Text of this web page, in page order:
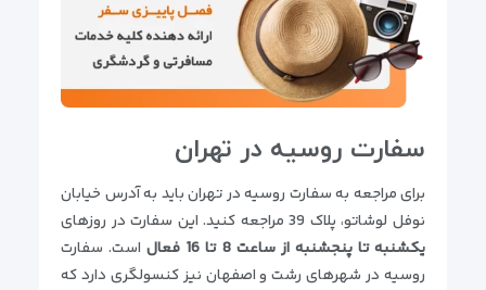
سفارت روسیه در تهران
برای مراجعه به سفارت روسیه در تهران باید به آدرس خیابان
نوفل لوشاتو، پلاک 39 مراجعه کنید. این سفارت در روزهای
یکشنبه تا پنجشنبه از ساعت 8 تا 16 فعال
است. سفارت
روسیه در شهرهای رشت و اصفهان نیز کنسولگری دارد که